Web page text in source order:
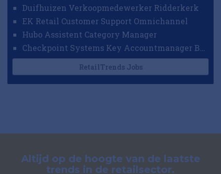
Duifhuizen Verkoopmedewerker Ridderkerk
EK Retail Customer Support Omnichannel
Hubo Assistent Category Manager
RetailTrends Jobs
Altijd op de hoogte van de laatste
trends in de retailsector.